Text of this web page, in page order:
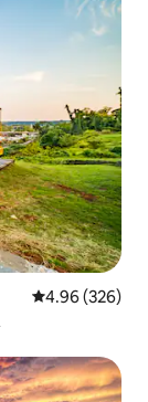
平均评分 4.96
4.96 (326)